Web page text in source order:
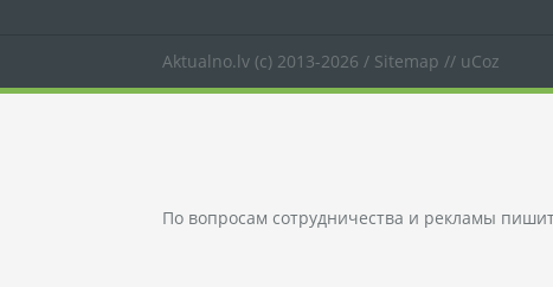
Aktualno.lv (c) 2013-2026 / Sitemap // uCoz
По вопросам сотрудничества и рекламы